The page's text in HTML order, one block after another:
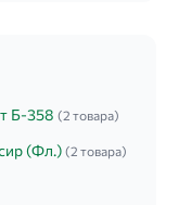
Б-358 (2 товара)
(Фл.) (2 товара)